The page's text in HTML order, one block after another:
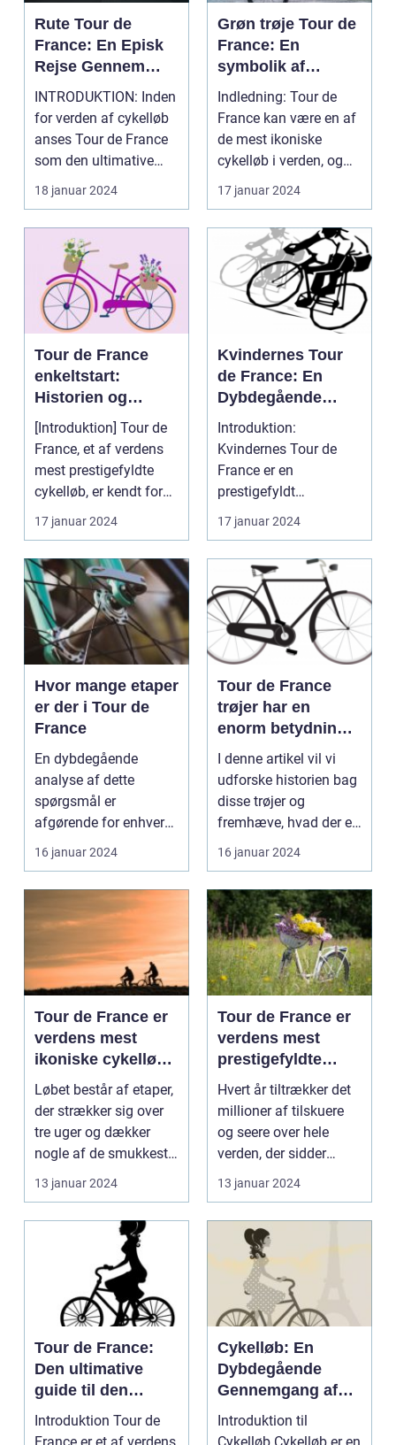
Rute Tour de
France: En Episk
Rejse Gennem
Historien
INTRODUKTION: Inden
for verden af cykelløb
anses Tour de France
som den ultimative
udfordring. Det e...
18 januar 2024
Grøn trøje Tour de
France: En
symbolik af
hastighed, taktik
og udholdenhed
Indledning: Tour de
France kan være en af
de mest ikoniske
cykelløb i verden, og
med dette fantasti...
17 januar 2024
Tour de France
enkeltstart:
Historien og
betydningen af
løbets individuelle
etaper
[Introduktion] Tour de
France, et af verdens
mest prestigefyldte
cykelløb, er kendt for
sine udfordr...
17 januar 2024
Kvindernes Tour
de France: En
Dybdegående
Historie og Vigtige
Fakta
Introduktion:
Kvindernes Tour de
France er en
prestigefyldt
cykelløbsbegivenhed,
der fejrer kvinders...
17 januar 2024
Hvor mange etaper
er der i Tour de
France
En dybdegående
analyse af dette
spørgsmål er
afgørende for enhver
sports- og
fritidsentusiast. I den...
16 januar 2024
Tour de France
trøjer har en
enorm betydning
inden for
cykelsporten og er
et symbol på
repræsentation og
præstation for de
deltagende ryttere
I denne artikel vil vi
udforske historien bag
disse trøjer og
fremhæve, hvad der er
vigtigt at vide ...
16 januar 2024
Tour de France er
verdens mest
ikoniske cykelløb,
der årligt
tiltrækker millioner
af tilskuere og tv-
seere fra hele
verden
Løbet består af etaper,
der strækker sig over
tre uger og dækker
nogle af de smukkeste
og mest udfor...
13 januar 2024
Tour de France er
verdens mest
prestigefyldte
cykelløb og en af
de største
begivenheder
inden for
sportsverdenen
Hvert år tiltrækker det
millioner af tilskuere
og seere over hele
verden, der sidder
klistret til sk...
13 januar 2024
Tour de France:
Den ultimative
guide til den
berømte cykelløb
Introduktion Tour de
Cykelløb: En
Dybdegående
Gennemgang af
En Tidsløs Sport
Introduktion til